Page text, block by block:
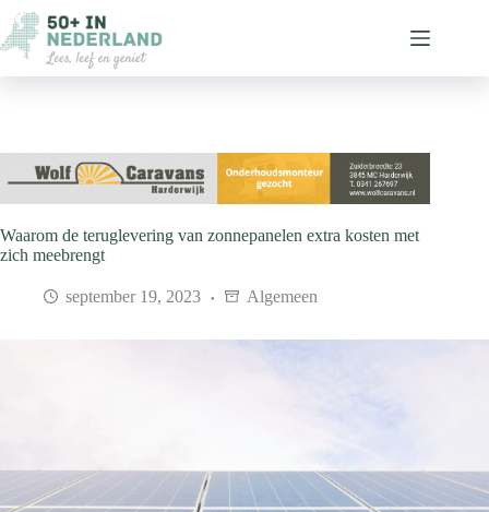
naar
de
inhoud
Waarom de teruglevering van zonnepanelen extra kosten met
zich meebrengt
september 19, 2023 Algemeen